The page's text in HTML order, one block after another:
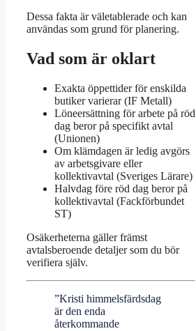
Dessa fakta är väletablerade och kan
användas som grund för planering.
Vad som är oklart
Exakta öppettider för enskilda
butiker varierar (IF Metall)
Löneersättning för arbete på röd
dag beror på specifikt avtal
(Unionen)
Om klämdagen är ledig avgörs
av arbetsgivare eller
kollektivavtal (Sveriges Lärare)
Halvdag före röd dag beror på
kollektivavtal (Fackförbundet
ST)
Osäkerheterna gäller främst
avtalsberoende detaljer som du bör
verifiera själv.
”Kristi himmelsfärdsdag
är den enda
återkommande